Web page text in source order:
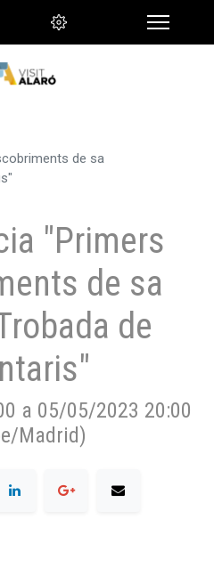
de sa
"Primers
de sa
de
a 05/05/2023 20:00
Madrid)